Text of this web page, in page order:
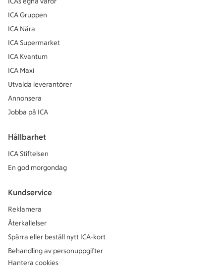
ICA Gruppen
ICA Nära
ICA Supermarket
ICA Kvantum
ICA Maxi
Utvalda leverantörer
Annonsera
Jobba på ICA
Hållbarhet
ICA Stiftelsen
En god morgondag
Kundservice
Reklamera
Återkallelser
Spärra eller beställ nytt ICA-kort
Behandling av personuppgifter
Hantera cookies